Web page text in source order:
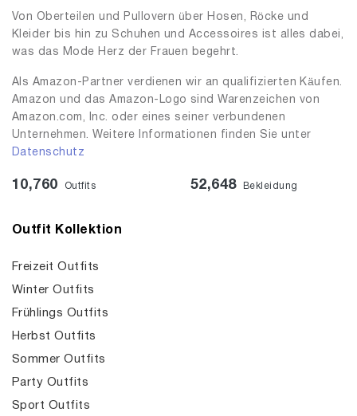
Von Oberteilen und Pullovern über Hosen, Röcke und
Kleider bis hin zu Schuhen und Accessoires ist alles dabei,
was das Mode Herz der Frauen begehrt.
Als Amazon-Partner verdienen wir an qualifizierten Käufen.
Amazon und das Amazon-Logo sind Warenzeichen von
Amazon.com, Inc. oder eines seiner verbundenen
Unternehmen. Weitere Informationen finden Sie unter
Datenschutz
10,760 Outfits 52,648 Bekleidung
Outfit Kollektion
Freizeit Outfits
Winter Outfits
Frühlings Outfits
Herbst Outfits
Sommer Outfits
Party Outfits
Sport Outfits